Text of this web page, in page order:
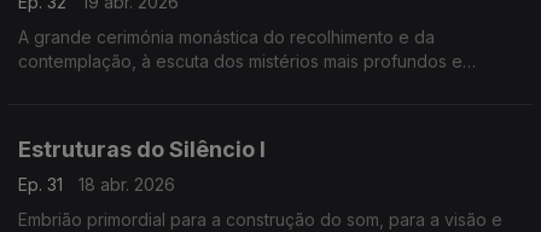
A grande cerimónia monástica do recolhimento e da
contemplação, à escuta dos mistérios mais profundos e
Estruturas do Silêncio I
Ep. 31
18 abr. 2026
Embrião primordial para a construção do som, para a visão e